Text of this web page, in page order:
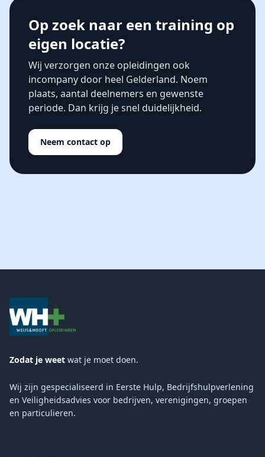
Op zoek naar een training op
eigen locatie?
Wij verzorgen onze opleidingen ook
incompany door heel Gelderland. Noem
plaats, aantal deelnemers en gewenste
periode. Dan krijg je snel duidelijkheid.
Neem contact op
Zodat je weet wat je moet doen.
Wij zijn gespecialiseerd in Eerste Hulp, Bedrijfshulpverlening
en Veiligheidsadvies voor bedrijven, verenigingen, groepen
en particulieren.